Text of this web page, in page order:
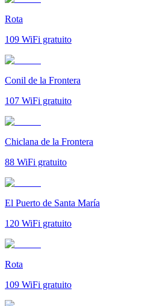
Rota
109 WiFi gratuito
Conil de la Frontera
107 WiFi gratuito
Chiclana de la Frontera
88 WiFi gratuito
El Puerto de Santa María
120 WiFi gratuito
Rota
109 WiFi gratuito